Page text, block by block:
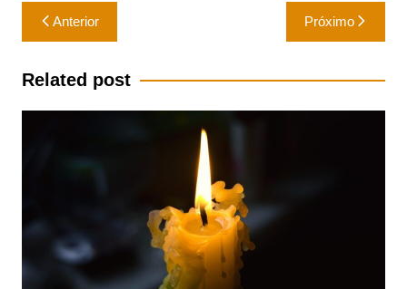
Navegação
de
Post
Anterior Próximo
Related post